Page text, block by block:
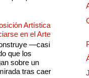
Artística
en el Arte
—casi
que los
sobre un
tras caer